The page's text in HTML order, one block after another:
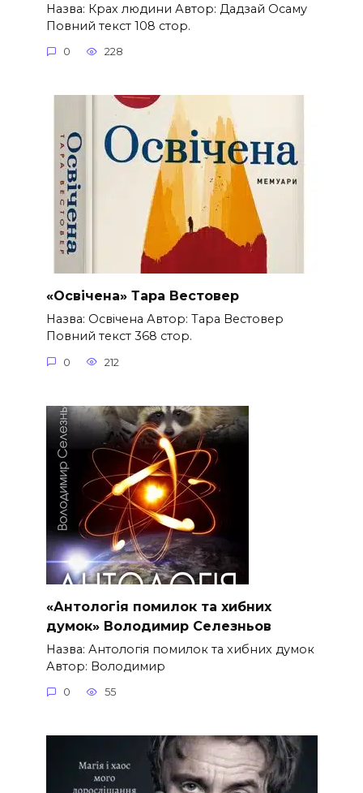
Назва: Крах людини Автор: Дадзай Осаму
Повний текст 108 стор.
0 228
«Освічена» Тара Вестовер
Назва: Освічена Автор: Тара Вестовер
Повний текст 368 стор.
0 212
«Антологія помилок та хибних
думок» Володимир Селезньов
Назва: Антологія помилок та хибних думок
Автор: Володимир
0 55